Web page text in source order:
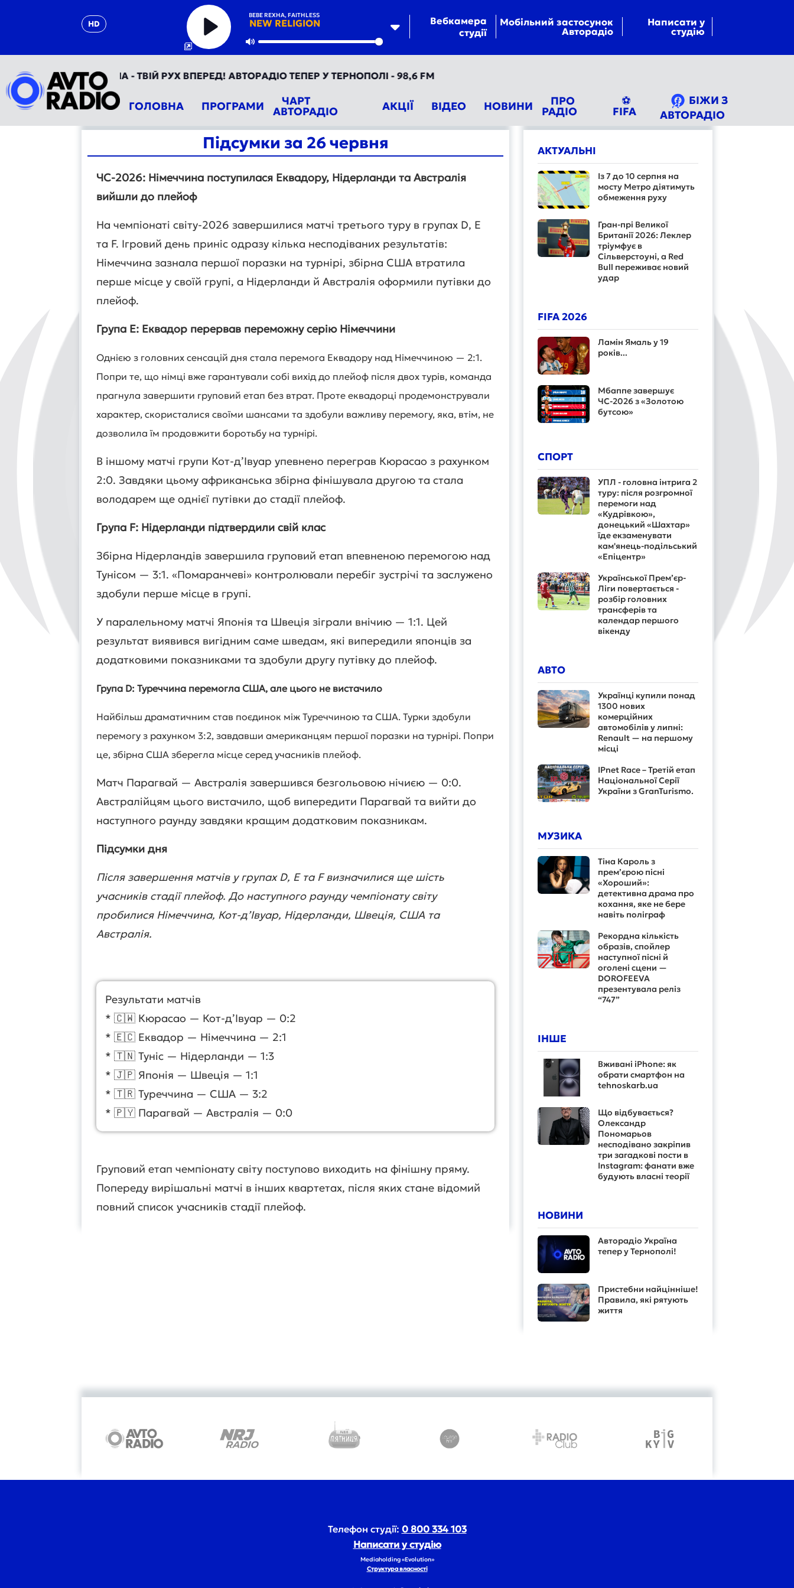
HD
BEBE REXHA, FAITHLESS
NEW RELIGION
Play
Mute
Вебкамера
студії
Мобільний застосунок
Авторадіо
Написати у
студію
АВТОРАДІО УКРАЇНА - ТВІЙ РУХ ВПЕРЕД! АВТОРАДІО ТЕПЕР У ТЕРНОПОЛІ - 98,6 FM
ГОЛОВНА ПРОГРАМИ ЧАРТ
АВТОРАДІО АКЦІЇ ВІДЕО НОВИНИ ПРО
РАДІО
⚽
FIFA
БІЖИ З
АВТОРАДІО
Підсумки за 26 червня
ЧС-2026: Німеччина поступилася Еквадору, Нідерланди та Австралія
вийшли до плейоф
На чемпіонаті світу-2026 завершилися матчі третього туру в групах D, E
та F. Ігровий день приніс одразу кілька несподіваних результатів:
Німеччина зазнала першої поразки на турнірі, збірна США втратила
перше місце у своїй групі, а Нідерланди й Австралія оформили путівки до
плейоф.
Група E: Еквадор перервав переможну серію Німеччини
Однією з головних сенсацій дня стала перемога Еквадору над Німеччиною — 2:1.
Попри те, що німці вже гарантували собі вихід до плейоф після двох турів, команда
прагнула завершити груповий етап без втрат. Проте еквадорці продемонстрували
характер, скористалися своїми шансами та здобули важливу перемогу, яка, втім, не
дозволила їм продовжити боротьбу на турнірі.
В іншому матчі групи Кот-д’Івуар упевнено переграв Кюрасао з рахунком
2:0. Завдяки цьому африканська збірна фінішувала другою та стала
володарем ще однієї путівки до стадії плейоф.
Група F: Нідерланди підтвердили свій клас
Збірна Нідерландів завершила груповий етап впевненою перемогою над
Тунісом — 3:1. «Помаранчеві» контролювали перебіг зустрічі та заслужено
здобули перше місце в групі.
У паралельному матчі Японія та Швеція зіграли внічию — 1:1. Цей
результат виявився вигідним саме шведам, які випередили японців за
додатковими показниками та здобули другу путівку до плейоф.
Група D: Туреччина перемогла США, але цього не вистачило
Найбільш драматичним став поєдинок між Туреччиною та США. Турки здобули
перемогу з рахунком 3:2, завдавши американцям першої поразки на турнірі. Попри
це, збірна США зберегла місце серед учасників плейоф.
Матч Парагвай — Австралія завершився безгольовою нічиєю — 0:0.
Австралійцям цього вистачило, щоб випередити Парагвай та вийти до
наступного раунду завдяки кращим додатковим показникам.
Підсумки дня
Після завершення матчів у групах D, E та F визначилися ще шість
учасників стадії плейоф. До наступного раунду чемпіонату світу
пробилися Німеччина, Кот-д’Івуар, Нідерланди, Швеція, США та
Австралія.
Результати матчів
* 🇨🇼 Кюрасао — Кот-д’Івуар — 0:2
* 🇪🇨 Еквадор — Німеччина — 2:1
* 🇹🇳 Туніс — Нідерланди — 1:3
* 🇯🇵 Японія — Швеція — 1:1
* 🇹🇷 Туреччина — США — 3:2
* 🇵🇾 Парагвай — Австралія — 0:0
Груповий етап чемпіонату світу поступово виходить на фінішну пряму.
Попереду вирішальні матчі в інших квартетах, після яких стане відомий
повний список учасників стадії плейоф.
АКТУАЛЬНІ
Із 7 до 10 серпня на
мосту Метро діятимуть
обмеження руху
Гран-прі Великої
Британії 2026: Леклер
тріумфує в
Сільверстоуні, а Red
Bull переживає новий
удар
FIFA 2026
Ламін Ямаль у 19
років...
Мбаппе завершує
ЧС-2026 з «Золотою
бутсою»
СПОРТ
УПЛ - головна інтрига 2
туру: після розгромної
перемоги над
«Кудрівкою»,
донецький «Шахтар»
їде екзаменувати
кам'янець-подільський
«Епіцентр»
Української Прем’єр-
Ліги повертається -
розбір головних
трансферів та
календар першого
вікенду
АВТО
Українці купили понад
1300 нових
комерційних
автомобілів у липні:
Renault — на першому
місці
IPnet Race – Третій етап
Національної Серії
України з GranTurismo.
МУЗИКА
Тіна Кароль з
прем’єрою пісні
«Хороший»:
детективна драма про
кохання, яке не бере
навіть поліграф
Рекордна кількість
образів, спойлер
наступної пісні й
оголені сцени —
DOROFEEVA
презентувала реліз
“747”
ІНШЕ
Вживані iPhone: як
обрати смартфон на
tehnoskarb.ua
Що відбувається?
Олександр
Пономарьов
несподівано закріпив
три загадкові пости в
Instagram: фанати вже
будують власні теорії
НОВИНИ
Авторадіо Україна
тепер у Тернополі!
Пристебни найцінніше!
Правила, які рятують
життя
Телефон студії: 0 800 334 103
Написати у студію
Mediaholding «Evolution»
Структура власності